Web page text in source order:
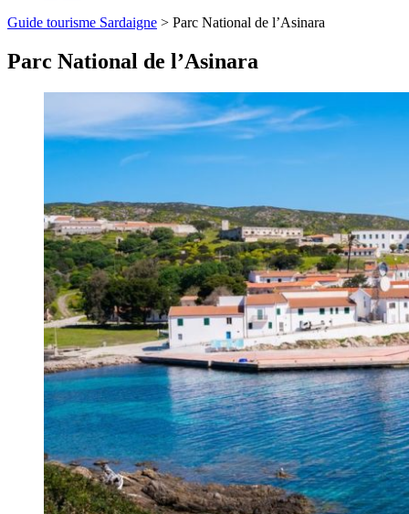
Guide tourisme Sardaigne > Parc National de l’Asinara
Parc National de l’Asinara